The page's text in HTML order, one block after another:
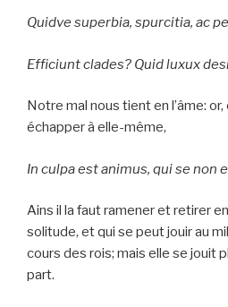
Quidve superbia, spurcitia, ac
Efficiunt clades? Quid luxux
Notre mal nous tient en l’âme:
échapper à elle-même,
In culpa est animus, qui se non
Ains il la faut ramener et retirer
solitude, et qui se peut jouir au
cours des rois; mais elle se jouit
part.